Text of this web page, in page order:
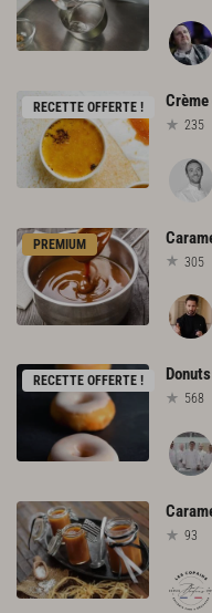
RECETTE OFFERTE ! Crème
235
PREMIUM
305
RECETTE OFFERTE ! Donuts
568
93